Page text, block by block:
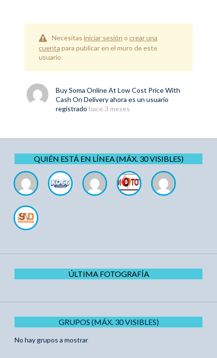
Necesitas iniciar sesión o crear una
cuenta para publicar en el muro de este
usuario.
Buy Soma Online At Low Cost Price With
Cash On Deliveryahora es un usuario
registrado hace 3 meses
QUIÉN ESTÁ EN LÍNEA (MÁX. 30 VISIBLES)
ÚLTIMA FOTOGRAFÍA
GRUPOS (MÁX. 30 VISIBLES)
No hay grupos a mostrar